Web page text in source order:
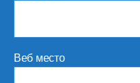
Веб место